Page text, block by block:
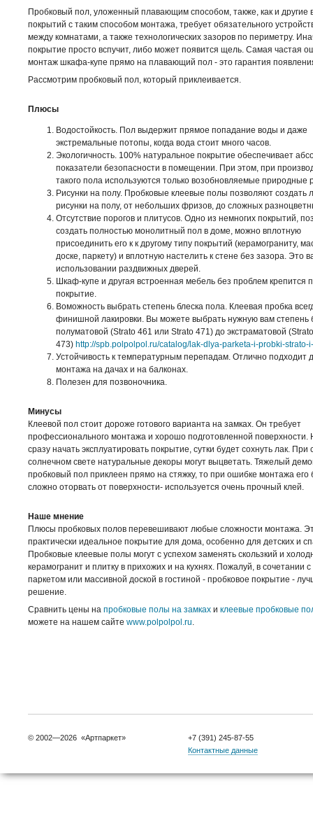
Пробковый пол, уложенный плавающим способом, также, как и другие
покрытий с таким способом монтажа, требует обязательного
между комнатами, а также технологических зазоров по периметру.
покрытие просто вспучит, либо может появится щель. Самая частая
монтаж шкафа-купе прямо на плавающий пол - это гарантия
Рассмотрим пробковый пол, который приклеивается.
Плюсы
Водостойкость. Пол выдержит прямое попадание воды и даже
экстремальные потопы, когда вода стоит много часов.
Экологичность. 100% натуральное покрытие обеспечивает
показатели безопасности в помещении. При этом, при
такого пола используются только возобновляемые природные
Рисунки на полу. Пробковые клеевые полы позволяют создать
рисунки на полу, от небольших фризов, до сложных
Отсутствие порогов и плитусов. Одно из немногих покрытий,
создать полностью монолитный пол в доме, можно вплотную
присоединить его к к другому типу покрытий (керамограниту,
доске, паркету) и вплотную настелить к стене без зазора. Это
использовании раздвижных дверей.
Шкаф-купе и другая встроенная мебель без проблем крепится
покрытие.
Воможность выбрать степень блеска пола. Клеевая пробка
финишной лакировки. Вы можете выбрать нужную вам степень
полуматовой (Strato 461 или Strato 471) до экстраматовой (Strato
473) http://spb.polpolpol.ru/catalog/lak-dlya-parketa-i-probki-strato-
Устойчивость к температурным перепадам. Отлично подходит
монтажа на дачах и на балконах.
Полезен для позвоночника.
Минусы
Клеевой пол стоит дороже готового варианта на замках. Он требует
профессионального монтажа и хорошо подготовленной поверхности.
сразу начать эксплуатировать покрытие, сутки будет сохнуть лак. При
солнечном свете натуральные декоры могут выцветать. Тяжелый
пробковый пол приклеен прямо на стяжку, то при ошибке монтажа его
сложно оторвать от поверхности- используется очень прочный клей.
Наше мнение
Плюсы пробковых полов перевешивают любые сложности монтажа.
практически идеальное покрытие для дома, особенно для детских и
Пробковые клеевые полы могут с успехом заменять скользкий и
керамогранит и плитку в прихожих и на кухнях. Пожалуй, в сочетании
паркетом или массивной доской в гостиной - пробковое покрытие -
решение.
Сравнить цены на пробковые полы на замках и клеевые пробковые
можете на нашем сайте www.polpolpol.ru.
© 2002—2026 «Артпаркет»
+7 (391) 245-87-55
Контактные данные